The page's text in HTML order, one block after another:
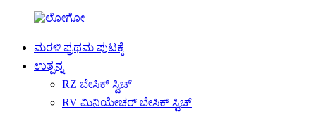
ಮರಳಿ ಪ್ರಥಮ ಪುಟಕ್ಕೆ
ಉತ್ಪನ್ನ
RZ ಬೇಸಿಕ್ ಸ್ವಿಚ್
RV ಮಿನಿಯೇಚರ್ ಬೇಸಿಕ್ ಸ್ವಿಚ್